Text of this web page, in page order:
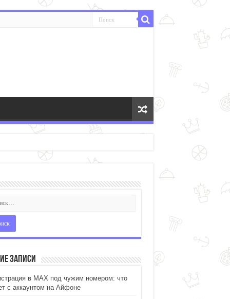
планшете или компьютере
записи
в MAX под чужим номером: что
с аккаунтом на Айфоне